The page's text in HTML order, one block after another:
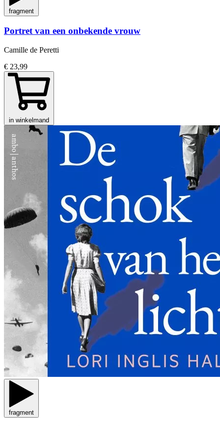
fragment
Portret van een onbekende vrouw
Camille de Peretti
€ 23,99
in winkelmand
fragment